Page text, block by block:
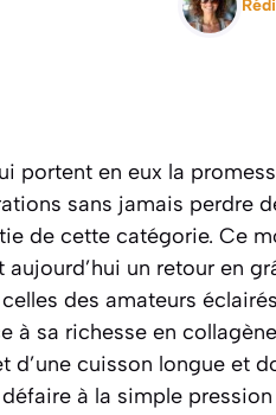
portent en eux la
sans jamais perdre
de cette catégorie. Ce
aujourd’hui un retour en
des amateurs
à sa richesse en
d’une cuisson longue et
à la simple pression